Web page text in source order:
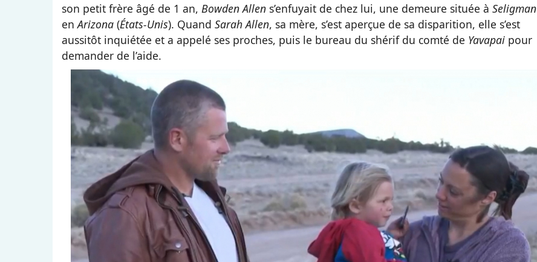
son petit frère âgé de 1 an, Bowden Allen s’enfuyait de chez lui, une demeure située à Seligman
enArizona (États-Unis). Quand Sarah Allen, sa mère, s’est aperçue de sa disparition, elle s’est
aussitôt inquiétée et a appelé ses proches, puis le bureau du shérif du comté de Yavapai pour
demander de l’aide.